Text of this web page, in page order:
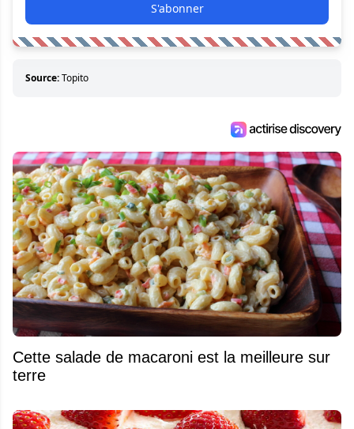
S'abonner
Source:Topito
Cette salade de macaroni est la meilleure sur
terre